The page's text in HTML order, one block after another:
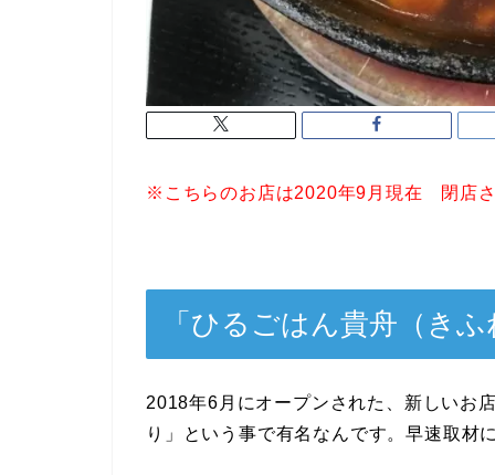
※こちらのお店は2020年9月現在 閉店
「ひるごはん貴舟（き
2018年6月にオープンされた、新しいお
り」という事で有名なんです。早速取材